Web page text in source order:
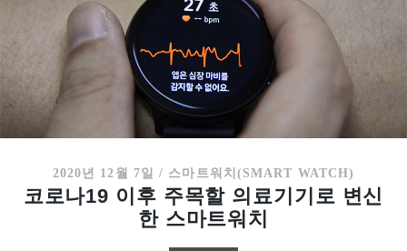
2020년 12월 7일 / 스마트워치(SMART WATCH)
코로나19 이후 주목할 의료기기로 변신
한 스마트워치